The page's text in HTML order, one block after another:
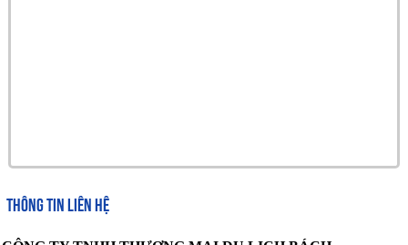
THÔNG TIN LIÊN HỆ